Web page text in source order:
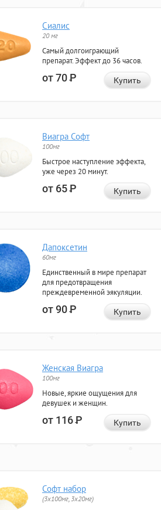
Сиалис
20 мг
Самый долгоиграющий
препарат. Эффект до 36 часов.
от 70Р Купить
Виагра Софт
100мг
Быстрое наступление эффекта,
уже через 20 минут.
от 65Р Купить
Дапоксетин
60мг
Единственный в мире препарат
для предотвращения
преждевременной эякуляции.
от 90Р Купить
Женская Виагра
100мг
Новые, яркие ощущения для
девушек и женщин.
от 116Р Купить
Софт набор
(3x100мг, 3x20мг)